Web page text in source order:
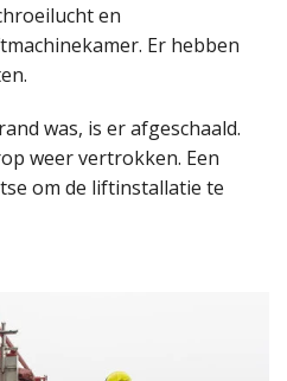
en
Er hebben
was, is er afgeschaald.
weer vertrokken. Een
om de liftinstallatie te